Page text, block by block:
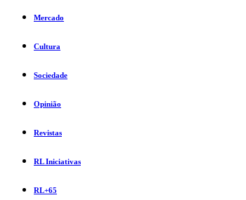
Mercado
Cultura
Sociedade
Opinião
Revistas
RL Iniciativas
RL+65